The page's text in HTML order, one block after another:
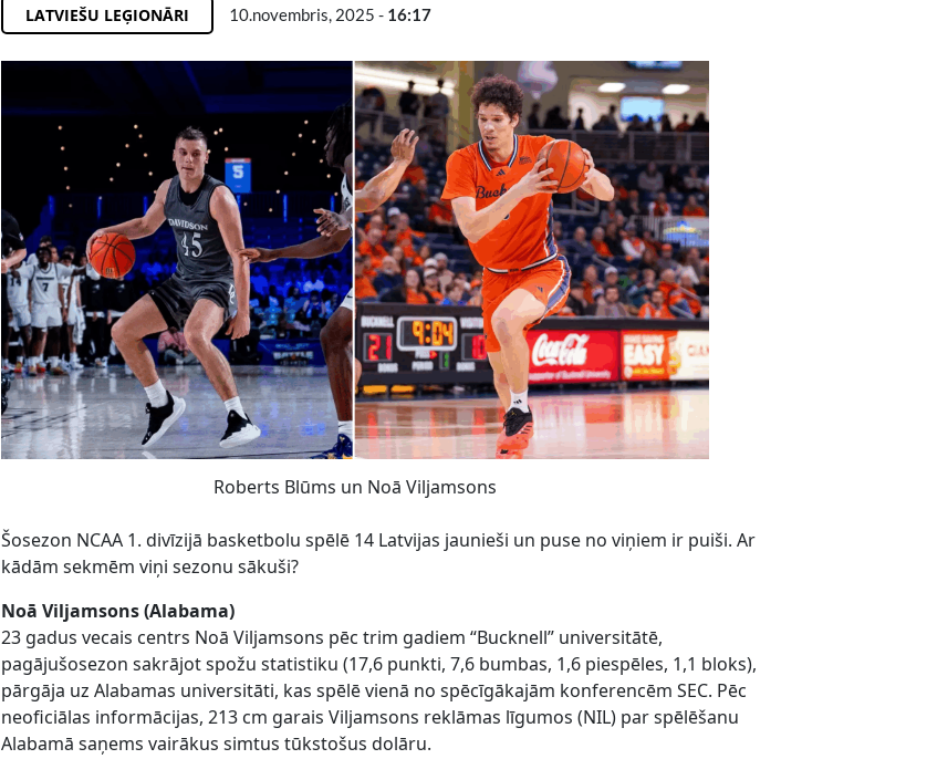
LATVIEŠU LEĢIONĀRI 10.novembris, 2025 - 16:17
Roberts Blūms un Noā Viljamsons
Šosezon NCAA 1. divīzijā basketbolu spēlē 14 Latvijas jaunieši un puse no viņiem ir puiši. Ar
kādām sekmēm viņi sezonu sākuši?
Noā Viljamsons (Alabama)
23 gadus vecais centrs Noā Viljamsons pēc trim gadiem “Bucknell” universitātē,
pagājušosezon sakrājot spožu statistiku (17,6 punkti, 7,6 bumbas, 1,6 piespēles, 1,1 bloks),
pārgāja uz Alabamas universitāti, kas spēlē vienā no spēcīgākajām konferencēm SEC. Pēc
neoficiālas informācijas, 213 cm garais Viljamsons reklāmas līgumos (NIL) par spēlēšanu
Alabamā saņems vairākus simtus tūkstošus dolāru.